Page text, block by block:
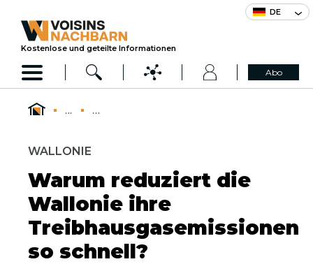
DE
Kostenlose und geteilte Informationen
Abo
... ...
WALLONIE
Warum reduziert die
Wallonie ihre
Treibhausgasemissionen
so schnell?